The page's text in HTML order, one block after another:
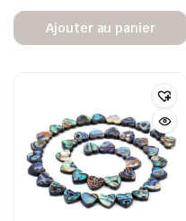
Ajouter au panier